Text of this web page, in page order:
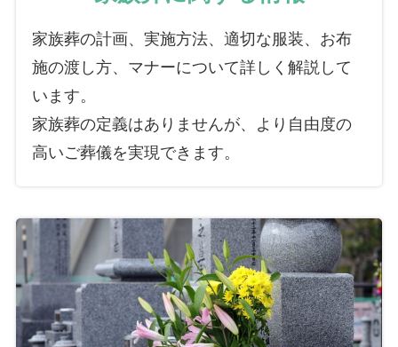
家族葬の計画、実施方法、適切な服装、お布
施の渡し方、マナーについて詳しく解説して
います。
家族葬の定義はありませんが、より自由度の
高いご葬儀を実現できます。